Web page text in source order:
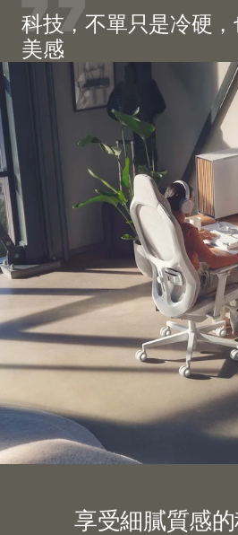
slide
1
slide
2
slide
3
科技，不單只是冷硬
美感
享受細膩質感